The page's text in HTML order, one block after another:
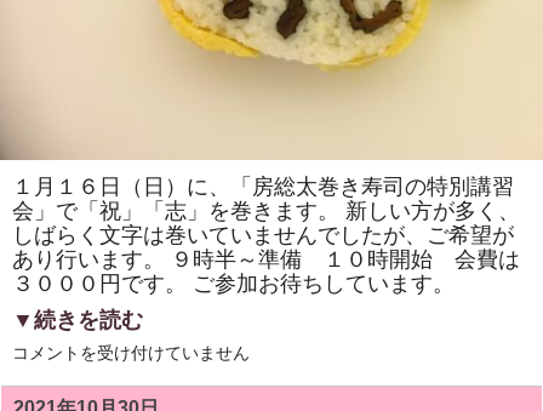
司
体
験
教
室
も
あ
り
ま
す
は
１月１６日（日）に、「房総太巻き寿司の特別講習
会」で「祝」「志」を巻きます。 新しい方が多く、
しばらく文字は巻いていませんでしたが、ご希望が
あり行います。 ９時半～準備 １０時開始 会費は
３０００円です。 ご参加お待ちしています。
▼続きを読む
１
は
「房
コメントを受け付けていません